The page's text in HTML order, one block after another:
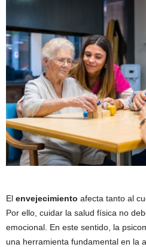
El envejecimiento afecta tanto al
Por ello, cuidar la salud física no
emocional. En este sentido, la
una herramienta fundamental en la